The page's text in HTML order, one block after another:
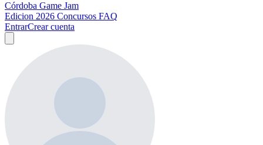
Córdoba Game Jam
Edicion 2026 Concursos FAQ
EntrarCrear cuenta